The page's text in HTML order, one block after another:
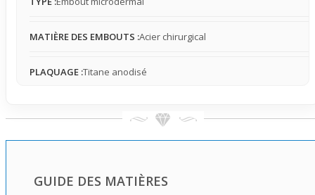
cet embout offre la possibilité de personnaliser ton
microdermal sans effort. Le côté interchangeable
même base, pour un port discret mais qui capte le regard
MATIÈRE DES EMBOUTS :Acier chirurgical
PLAQUAGE :Titane anodisé
GUIDE DES MATIÈRES